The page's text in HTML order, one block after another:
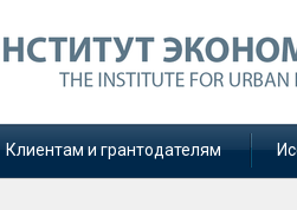
Клиентам и грантодателям